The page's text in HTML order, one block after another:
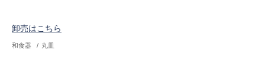
卸売はこちら
和食器 / 丸皿